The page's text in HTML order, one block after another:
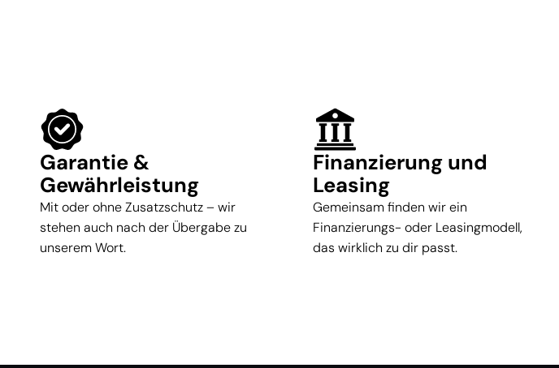
Garantie &
Gewährleistung
Mit oder ohne Zusatzschutz – wir
stehen auch nach der Übergabe zu
unserem Wort.
Finanzierung und
Leasing
Gemeinsam finden wir ein
Finanzierungs- oder Leasingmodell,
das wirklich zu dir passt.